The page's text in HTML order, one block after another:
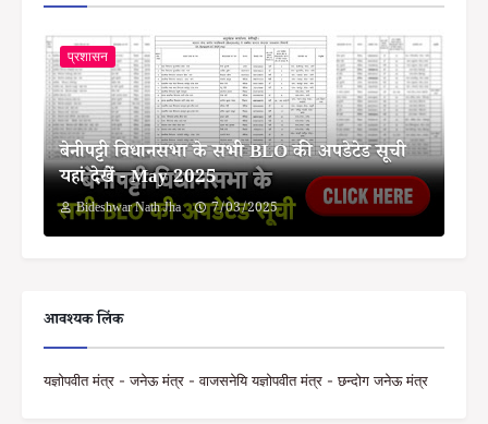
प्रशासन
बेनीपट्टी विधानसभा के सभी BLO की अपडेटेड सूची
यहां देखें - May 2025
Bideshwar Nath Jha 7/03/2025
आवश्यक लिंक
यज्ञोपवीत मंत्र - जनेऊ मंत्र - वाजसनेयि यज्ञोपवीत मंत्र - छन्दोग जनेऊ मंत्र